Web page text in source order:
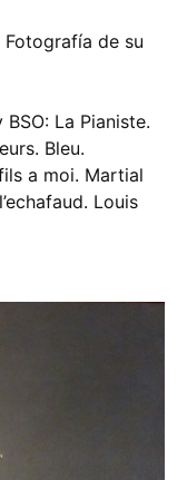
de su
La Pianiste.
Bleu.
a moi. Martial
Louis